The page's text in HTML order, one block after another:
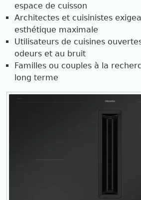
espace de cuisson
Architectes et cuisinistes
esthétique maximale
Utilisateurs de cuisines
odeurs et au bruit
Familles ou couples à la
long terme